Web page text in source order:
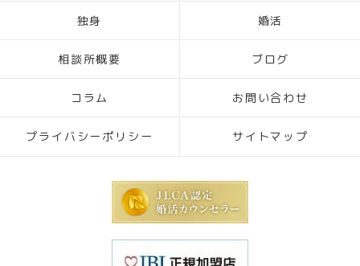
独身 婚活
相談所概要 ブログ
コラム お問い合わせ
プライバシーポリシー サイトマップ